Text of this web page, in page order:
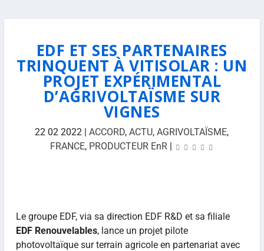
EDF ET SES PARTENAIRES
TRINQUENT À VITISOLAR : UN
PROJET EXPÉRIMENTAL
D’AGRIVOLTAÏSME SUR
VIGNES
22 02 2022 |ACCORD,ACTU,AGRIVOLTAÏSME,
FRANCE, PRODUCTEUR EnR |
Le groupe EDF, via sa direction EDF R&D et sa filiale
EDF Renouvelables, lance un projet pilote
photovoltaïque sur terrain agricole en partenariat avec